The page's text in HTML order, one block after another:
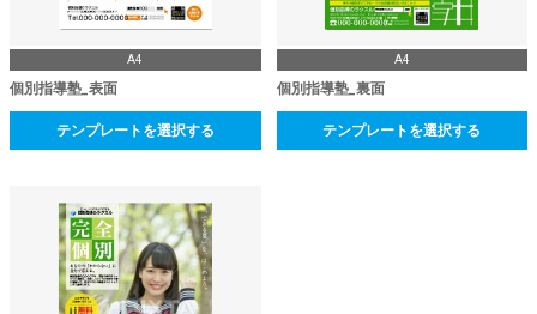
A4
個別指導塾_表面
テンプレートを選択する
A4
個別指導塾_裏面
テンプレートを選択する